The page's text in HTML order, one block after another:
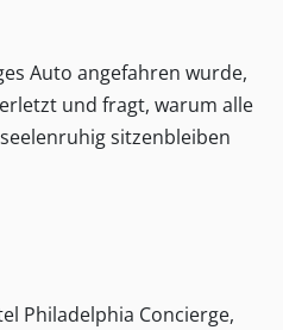
Auto angefahren wurde,
und fragt, warum alle
sitzenbleiben
Philadelphia Concierge,